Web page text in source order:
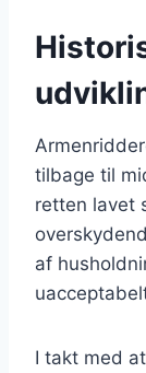
tilbage til
retten lavet
af
I takt med